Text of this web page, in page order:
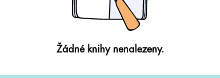
Žádné knihy nenalezeny.